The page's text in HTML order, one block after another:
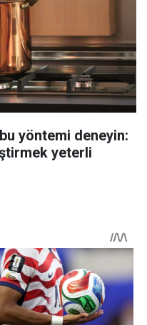
yöntemi deneyin:
yeterli